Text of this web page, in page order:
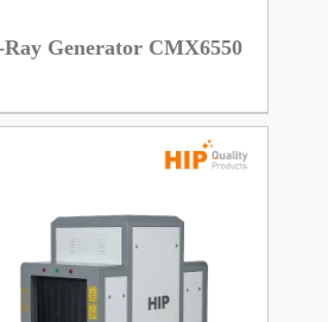
Generator CMX6550